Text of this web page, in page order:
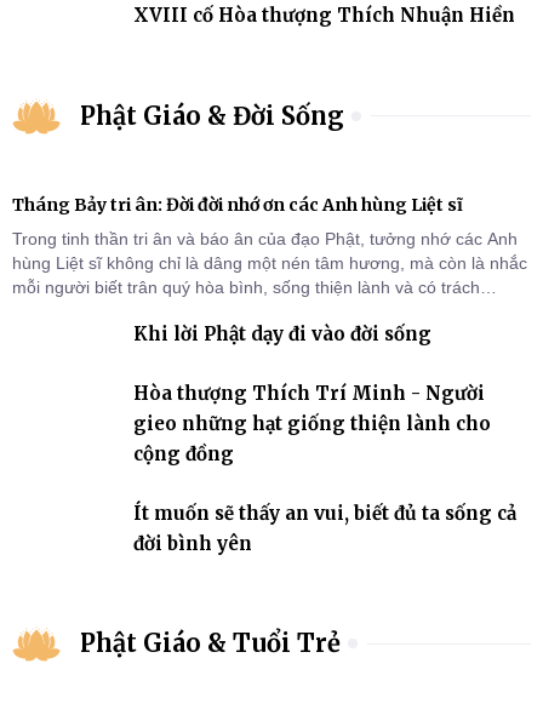
XVIII cố Hòa thượng Thích Nhuận Hiền
Phật Giáo & Đời Sống
Tháng Bảy tri ân: Đời đời nhớ ơn các Anh hùng Liệt sĩ
Trong tinh thần tri ân và báo ân của đạo Phật, tưởng nhớ các Anh
hùng Liệt sĩ không chỉ là dâng một nén tâm hương, mà còn là nhắc
mỗi người biết trân quý hòa bình, sống thiện lành và có trách
Khi lời Phật dạy đi vào đời sống
Hòa thượng Thích Trí Minh - Người
gieo những hạt giống thiện lành cho
cộng đồng
Ít muốn sẽ thấy an vui, biết đủ ta sống cả
đời bình yên
Phật Giáo & Tuổi Trẻ